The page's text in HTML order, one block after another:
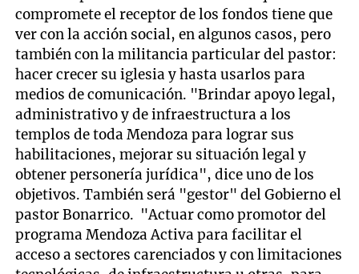
compromete el receptor de los fondos tiene que
ver con la acción social, en algunos casos, pero
también con la militancia particular del pastor:
hacer crecer su iglesia y hasta usarlos para
medios de comunicación. "Brindar apoyo legal,
administrativo y de infraestructura a los
templos de toda Mendoza para lograr sus
habilitaciones, mejorar su situación legal y
obtener personería jurídica", dice uno de los
objetivos. También será "gestor" del Gobierno el
pastor Bonarrico. "Actuar como promotor del
programa Mendoza Activa para facilitar el
acceso a sectores carenciados y con limitaciones